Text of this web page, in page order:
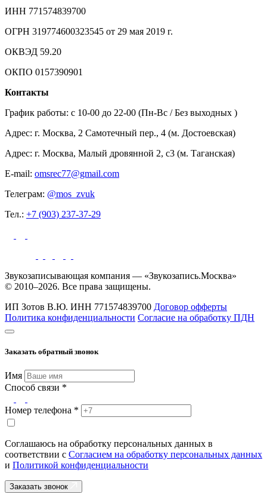
ИНН 771574839700
ОГРН 319774600323545 от 29 мая 2019 г.
ОКВЭД 59.20
ОКПО 0157390901
Контакты
График работы: c 10-00 до 22-00 (Пн-Вс / Без выходных )
Адрес: г. Москва, 2 Самотечный пер., 4 (м. Достоевская)
Адрес: г. Москва, Малый дровянной 2, с3 (м. Таганская)
E-mail: omsrec77@gmail.com
Телеграм: @mos_zvuk
Тел.: +7 (903) 237-37-29
Звукозаписывающая компания — «Звукозапись.Москва»
© 2010–2026. Все права защищены.
ИП Зотов В.Ю. ИНН 771574839700 Договор офферты
Политика конфиденциальности Согласие на обработку ПДН
Заказать обратный звонок
Имя
Способ связи *
Номер телефона *
Соглашаюсь на обработку персональных данных в
соответствии с Согласием на обработку персональных данных
и Политикой конфиденциальности
Заказать звонок